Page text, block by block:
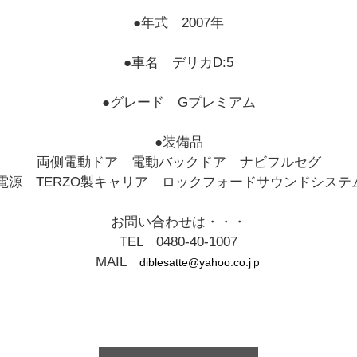
●年式 2007年
●車名 デリカD:5
●グレード Gプレミアム
●装備品
両側電動ドア 電動バックドア ナビフルセグ
源 TERZO製キャリア ロックフォードサウンドシス
お問い合わせは・・・
TEL 0480-40-1007
MAIL
diblesatte@yahoo.co.jｐ